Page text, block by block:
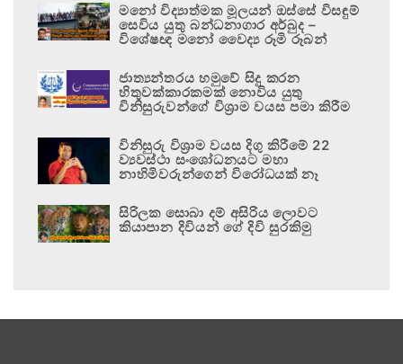
මනෝ විද්‍යාත්මක මූලයන් ඔස්සේ විසඳුම්
සෙවිය යුතු බන්ධනාගාර අර්බුද –
විශේෂඥ මනෝ වෛද්‍ය රූමි රූබන්
ජාත්‍යන්තරය හමුවේ සිදු කරන
හිතුවක්කාරකමක් නොවිය යුතු
විනිසුරුවන්ගේ විශ්‍රාම වයස පමා කිරීම
විනිසුරු විශ්‍රාම වයස දිගු කිරීමේ 22
ව්‍යවස්ථා සංශෝධනයට මහා
නාහිමිවරුන්ගෙන් විරෝධයක් නෑ
සිරිලක සොබා දම් අසිරිය ලොවට
කියාපාන දිවියන් ගේ දිවි සුරකිමු